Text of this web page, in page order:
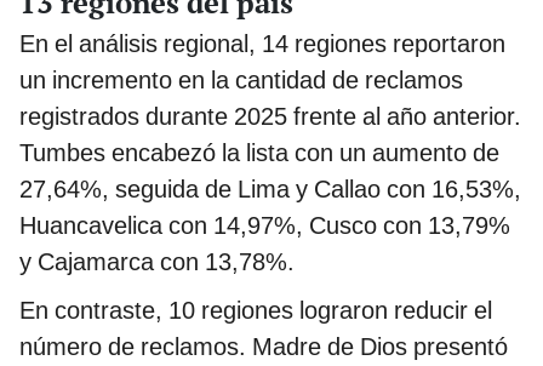
En el análisis regional, 14 regiones reportaron
un incremento en la cantidad de reclamos
registrados durante 2025 frente al año anterior.
Tumbes encabezó la lista con un aumento de
27,64%, seguida de Lima y Callao con 16,53%,
Huancavelica con 14,97%, Cusco con 13,79%
y Cajamarca con 13,78%.
En contraste, 10 regiones lograron reducir el
número de reclamos. Madre de Dios presentó